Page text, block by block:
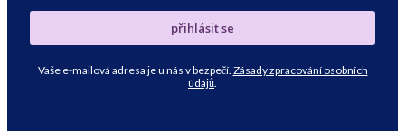
přihlásit se
Vaše e-mailová adresa je u nás v bezpečí. Zásady zpracování osobních
údajů